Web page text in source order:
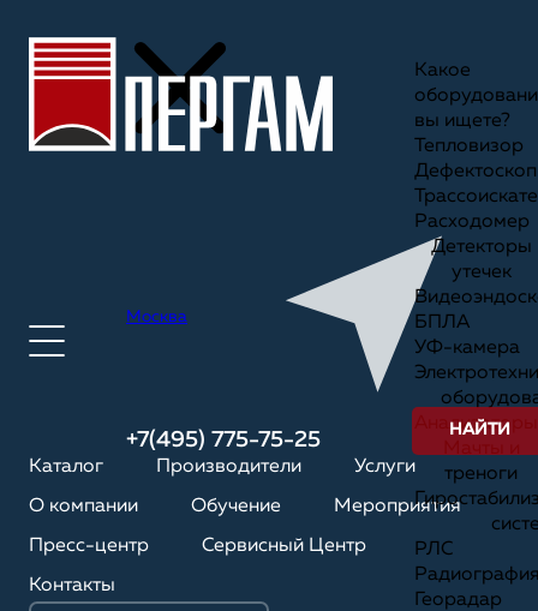
Москва
+7(495) 775-75-25
Каталог Производители Услуги
О компании Обучение Мероприятия
Пресс-центр Сервисный Центр
Контакты
Какое
вы ищете?
Тепловизор
Дефектоскоп
Расходомер
Детекторы
утечек
БПЛА
УФ-камера
Анализаторы
треноги
РЛС
Георадар
НАЙТИ